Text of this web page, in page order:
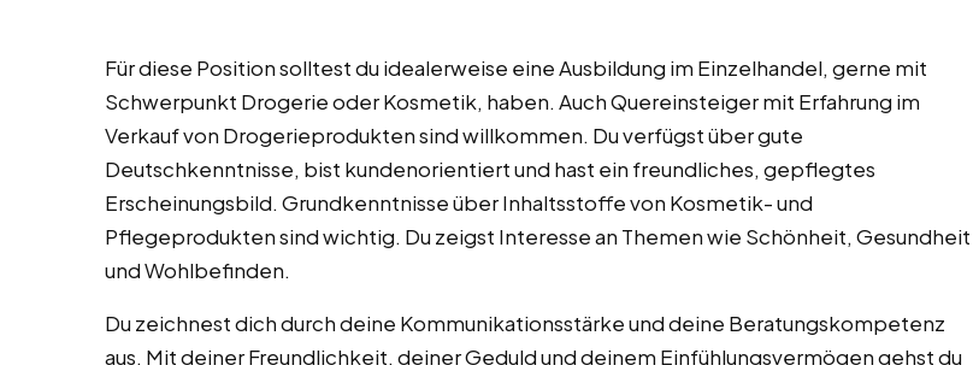
Für diese Position solltest du idealerweise eine Ausbildung im Einzelhandel, gerne mit
Schwerpunkt Drogerie oder Kosmetik, haben. Auch Quereinsteiger mit Erfahrung im
Verkauf von Drogerieprodukten sind willkommen. Du verfügst über gute
Deutschkenntnisse, bist kundenorientiert und hast ein freundliches, gepflegtes
Erscheinungsbild. Grundkenntnisse über Inhaltsstoffe von Kosmetik- und
Pflegeprodukten sind wichtig. Du zeigst Interesse an Themen wie Schönheit, Gesundheit
und Wohlbefinden.
Du zeichnest dich durch deine Kommunikationsstärke und deine Beratungskompetenz
aus. Mit deiner Freundlichkeit, deiner Geduld und deinem Einfühlungsvermögen gehst du